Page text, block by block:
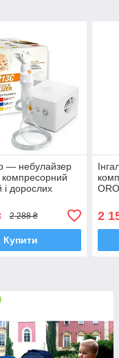
— небулайзер
і дорослих
2 288 ₴
Купити
2